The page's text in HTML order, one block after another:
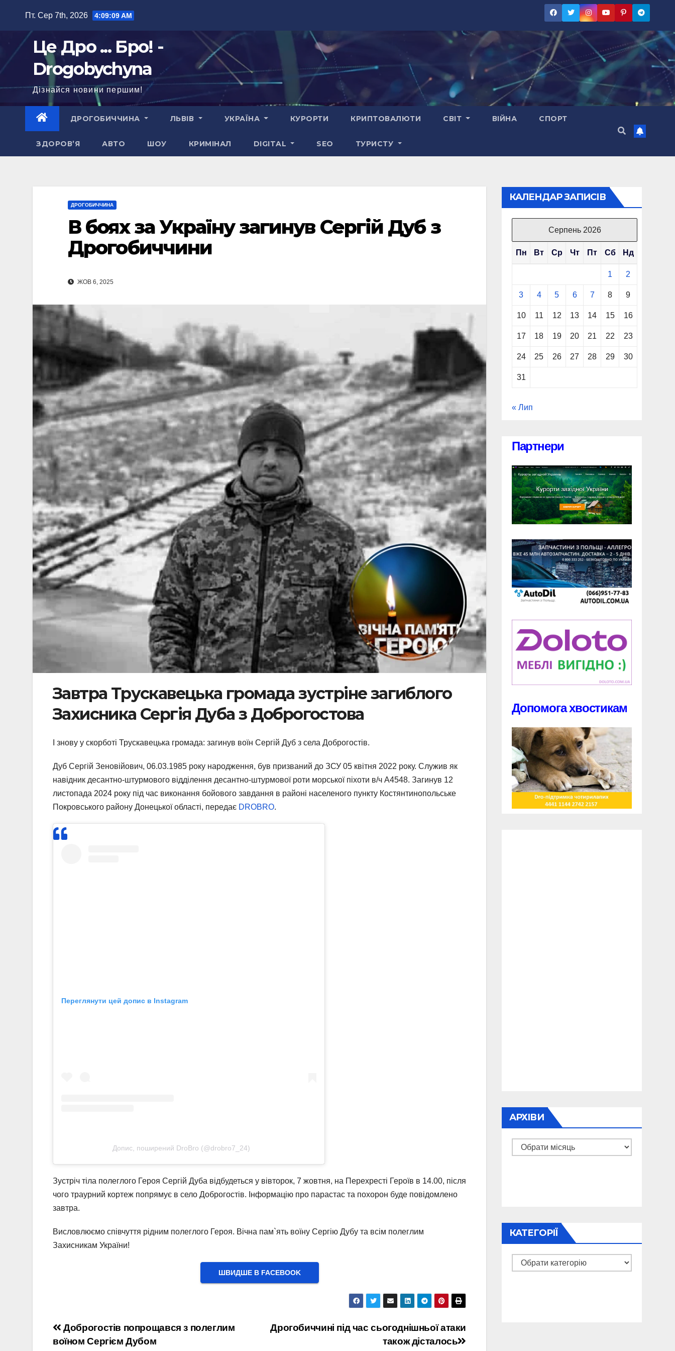
Пт. Сер 7th, 2026 4:09:10 AM
Це Дро ... Бро! -
Drogobychyna
Дізнайся новини першим!
ДРОГОБИЧЧИНА ЛЬВІВ УКРАЇНА КУРОРТИ КРИПТОВАЛЮТИ СВІТ ВІЙНА СПОРТ
ЗДОРОВ’Я АВТО ШОУ КРИМІНАЛ DIGITAL SEO ТУРИСТУ
ДРОГОБИЧЧИНА
В боях за Україну загинув Сергій Дуб з
Дрогобиччини
ЖОВ 6, 2025
Завтра Трускавецька громада зустріне загиблого
Захисника Сергія Дуба з Доброгостова
І знову у скорботі Трускавецька громада: загинув воїн Сергій Дуб з села Доброгостів.
Дуб Сергій Зеновійович, 06.03.1985 року народження, був призваний до ЗСУ 05 квітня 2022 року. Служив як
навідник десантно-штурмового відділення десантно-штурмової роти морської піхоти в/ч А4548. Загинув 12
листопада 2024 року під час виконання бойового завдання в районі населеного пункту Костянтинопольське
Покровського району Донецької області, передає DROBRO.
Переглянути цей допис в Instagram
Допис, поширений DroBro (@drobro7_24)
Зустріч тіла полеглого Героя Сергій Дуба відбудеться у вівторок, 7 жовтня, на Перехресті Героїв в 14.00, після
чого траурний кортеж попрямує в село Доброгостів. Інформацію про парастас та похорон буде повідомлено
завтра.
Висловлюємо співчуття рідним полеглого Героя. Вічна пам`ять воїну Сергію Дубу та всім полеглим
Захисникам України!
ШВИДШЕ В FACEBOOK
Навігація
Дрогобиччині під час сьогоднішньої атаки
також дісталось
Доброгостів попрощався з полеглим
воїном Сергієм Дубом
КАЛЕНДАР ЗАПИСІВ
Серпень 2026
Пн Вт Ср Чт Пт Сб Нд
1 2
3 4 5 6 7 8 9
10 11 12 13 14 15 16
17 18 19 20 21 22 23
24 25 26 27 28 29 30
31
« Лип
Партнери
Допомога хвостикам
АРХІВИ
Архіви
КАТЕГОРІЇ
Категорії